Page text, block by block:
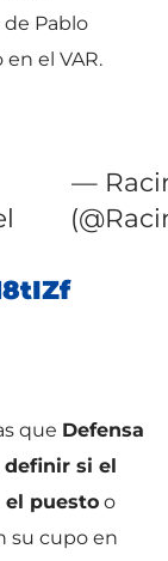
Pablo
el VAR.
—
que Defensa
definir si el
el puesto o
su cupo en